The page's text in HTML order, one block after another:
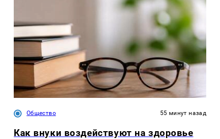
Общество 55 минут назад
Как внуки воздействуют на здоровье